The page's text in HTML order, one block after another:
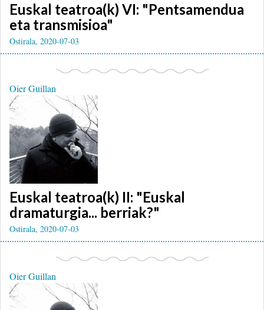
Euskal teatroa(k) VI: "Pentsamendua
eta transmisioa"
Ostirala, 2020-07-03
Oier Guillan
Euskal teatroa(k) II: "Euskal
dramaturgia... berriak?"
Ostirala, 2020-07-03
Oier Guillan